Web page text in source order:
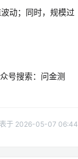
动；同时，规模过
号搜索：问金测
于 2026-05-07 06:44